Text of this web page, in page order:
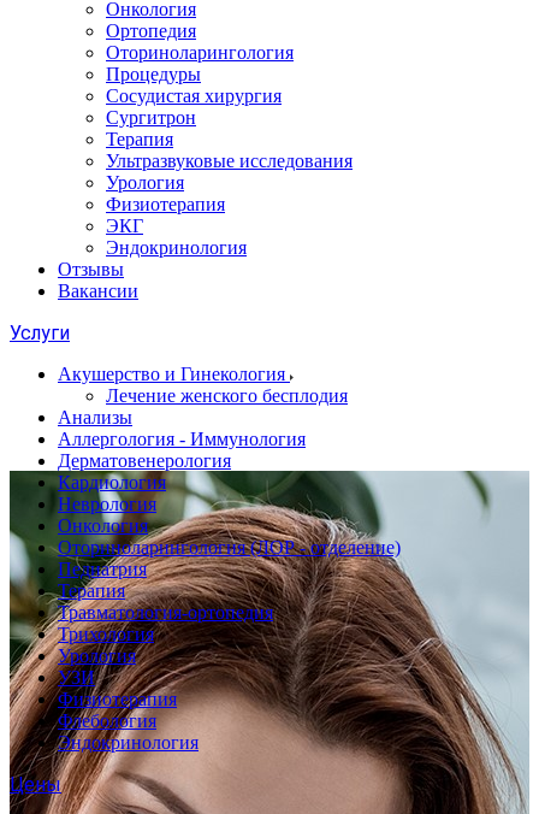
Онкология
Ортопедия
Оториноларингология
Процедуры
Сосудистая хирургия
Сургитрон
Терапия
Ультразвуковые исследования
Урология
Физиотерапия
ЭКГ
Эндокринология
Отзывы
Вакансии
Услуги
Акушерство и Гинекология
Лечение женского бесплодия
Анализы
Аллергология - Иммунология
Дерматовенерология
Кардиология
Неврология
Онкология
Оториноларингология (ЛОР - отделение)
Педиатрия
Терапия
Травматология-ортопедия
Трихология
Урология
УЗИ
Физиотерапия
Флебология
Эндокринология
Цены